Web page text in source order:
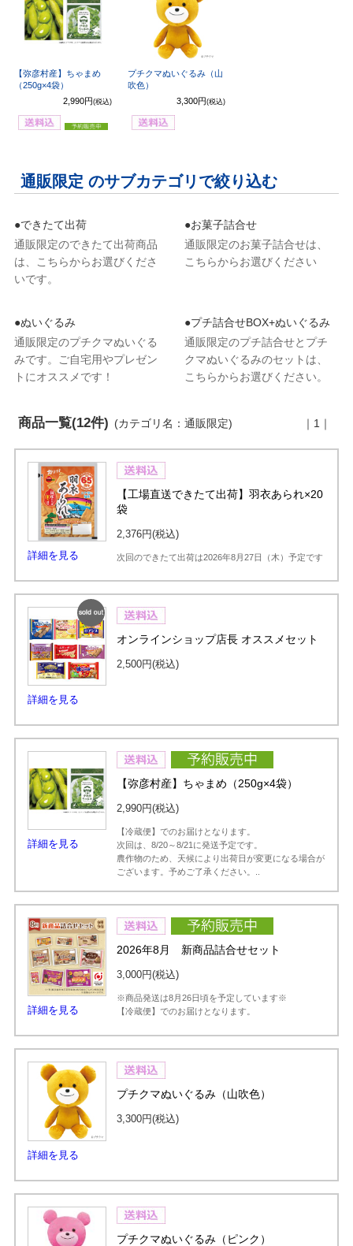
【弥彦村産】ちゃまめ
（250g×4袋）
2,990円 (税込)
プチクマぬいぐるみ（山
吹色）
3,300円 (税込)
通販限定 のサブカテゴリで絞り込む
●できたて出荷
通販限定のできたて出荷商品
は、こちらからお選びくださ
いです。
●お菓子詰合せ
通販限定のお菓子詰合せは、
こちらからお選びください
●ぬいぐるみ
通販限定のプチクマぬいぐる
みです。ご自宅用やプレゼン
トにオススメです！
●プチ詰合せBOX+ぬいぐるみ
通販限定のプチ詰合せとプチ
クマぬいぐるみのセットは、
こちらからお選びください。
商品一覧(12件) ｜1｜
(カテゴリ名：通販限定)
詳細を見る
【工場直送できたて出荷】羽衣あられ×20
袋
2,376円(税込)
次回のできたて出荷は2026年8月27日（木）予定です
OUT
詳細を見る
オンラインショップ店長 オススメセット
2,500円(税込)
詳細を見る
【弥彦村産】ちゃまめ（250g×4袋）
2,990円(税込)
【冷蔵便】でのお届けとなります。
次回は、8/20～8/21に発送予定です。
農作物のため、天候により出荷日が変更になる場合が
ございます。予めご了承ください。..
詳細を見る
2026年8月 新商品詰合せセット
3,000円(税込)
※商品発送は8月26日頃を予定しています※
【冷蔵便】でのお届けとなります。
詳細を見る
プチクマぬいぐるみ（山吹色）
3,300円(税込)
プチクマぬいぐるみ（ピンク）